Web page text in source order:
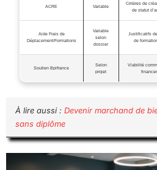
ACRE Variable
Critères de
de statut
Aide Frais de
Déplacement/Formations
Variable
selon
dossier
Justificatifs
de
Soutien Bpifrance
Selon
projet
Viabilité
À lire aussi : Devenir marchand de
sans diplôme